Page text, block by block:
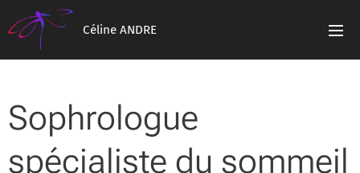
Céline ANDRE
Sophrologue
spécialiste du sommeil